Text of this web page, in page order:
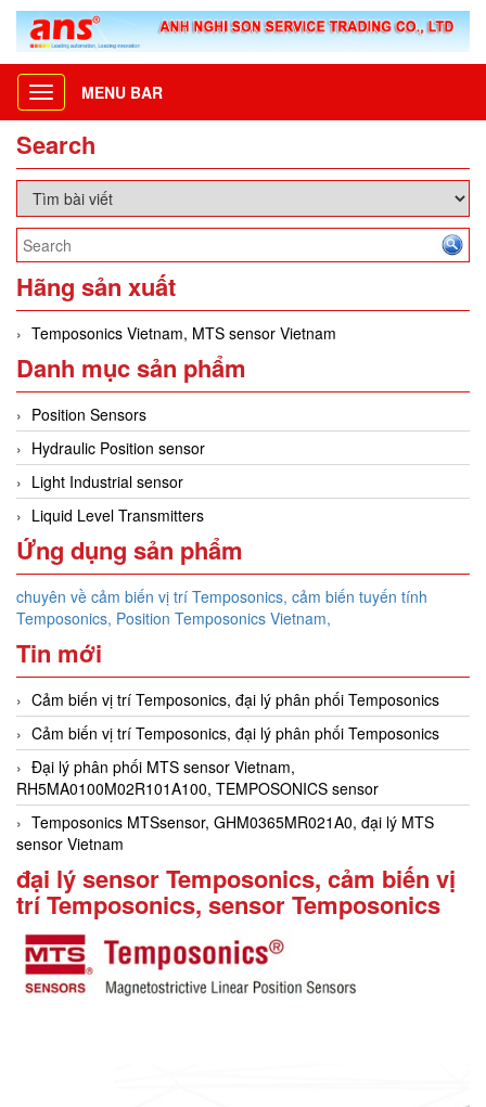
Toggle
navigation
MENU BAR
Search
Hãng sản xuất
Temposonics Vietnam, MTS sensor Vietnam
Danh mục sản phẩm
Position Sensors
Hydraulic Position sensor
Light Industrial sensor
Liquid Level Transmitters
Ứng dụng sản phẩm
chuyên về cảm biến vị trí Temposonics, cảm biến tuyến tính
Temposonics, Position Temposonics Vietnam,
Tin mới
Cảm biến vị trí Temposonics, đại lý phân phối Temposonics
Cảm biến vị trí Temposonics, đại lý phân phối Temposonics
Đại lý phân phối MTS sensor Vietnam,
RH5MA0100M02R101A100, TEMPOSONICS sensor
Temposonics MTSsensor, GHM0365MR021A0, đại lý MTS
sensor Vietnam
đại lý sensor Temposonics, cảm biến vị
trí Temposonics, sensor Temposonics